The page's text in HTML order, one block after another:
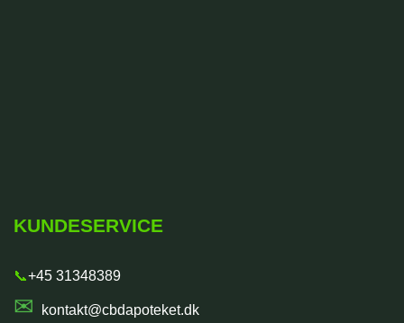
KUNDESERVICE
📞+45 31348389
✉ kontakt@cbdapoteket.dk